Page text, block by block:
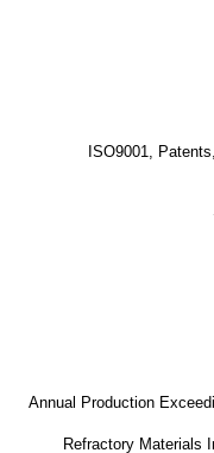
ISO9001,
Annual Production
Refractory Materials